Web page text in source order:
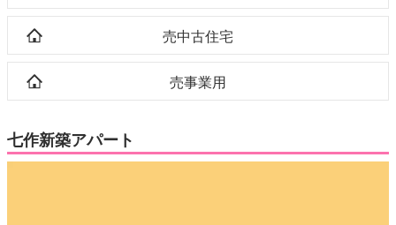
売中古住宅
売事業用
七作新築アパート